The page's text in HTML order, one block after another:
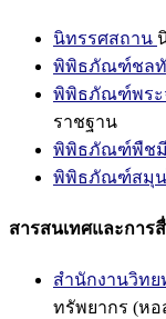
นิทรรศสถาน
พิพิธภัณฑ์ชล
พิพิธภัณฑ์พระ
ราชฐาน
พิพิธภัณฑ์พืช
พิพิธภัณฑ์สมุน
สารสนเทศและการ
สำนักงานวิท
ทรัพยากร (หอ